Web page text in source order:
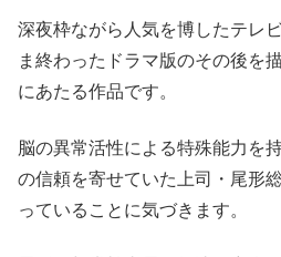
深夜枠ながら人気を博したテレ
ま終わったドラマ版のその後を
にあたる作品です。
脳の異常活性による特殊能力を
の信頼を寄せていた上司・尾形
っていることに気づきます。